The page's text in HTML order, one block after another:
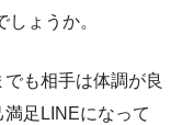
ょうか。
も相手は体調が良
足LINEになって